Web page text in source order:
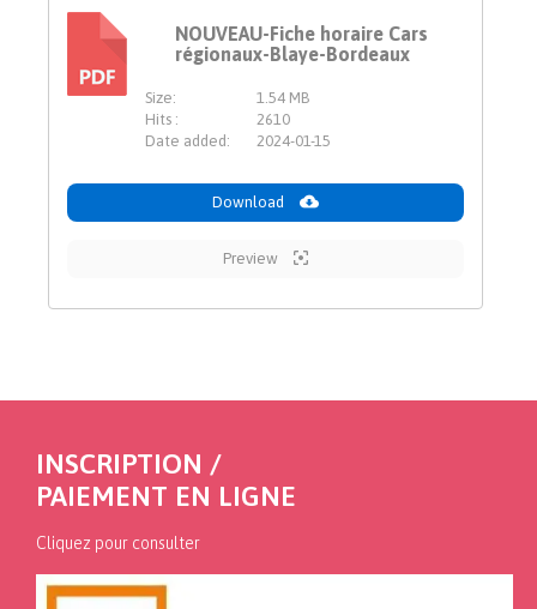
PDF
NOUVEAU-Fiche horaire Cars
régionaux-Blaye-Bordeaux
Size:
1.54 MB
Hits :
2610
Date added:
2024-01-15
Download
Preview
INSCRIPTION /
PAIEMENT EN LIGNE
Cliquez pour consulter